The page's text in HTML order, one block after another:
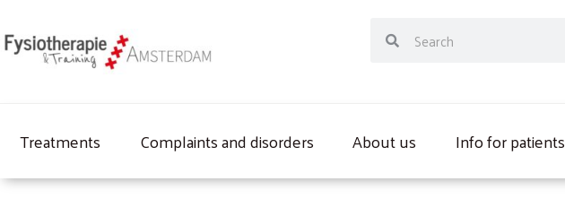
to
content
Search
Treatments Complaints and disorders About us Info for patients